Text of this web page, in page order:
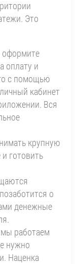
Это
оформите
оплату и
с помощью
кабинет
Вся
крупную
готовить
о
денежные
работаем
нужно
Наценка